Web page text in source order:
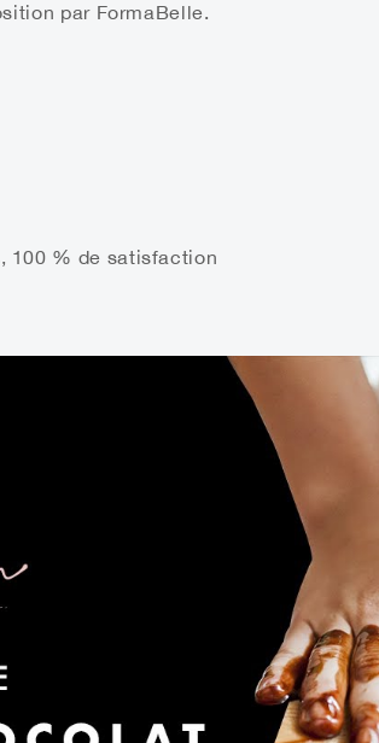
par FormaBelle.
100 % de satisfaction